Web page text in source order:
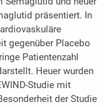
präsentiert. In
gegenüber Placebo
Patientenzahl
Heuer wurden
Studie mit
der Studie